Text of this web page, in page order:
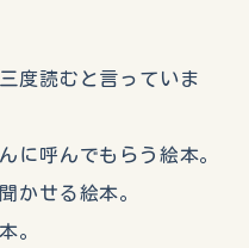
度読むと言っていま
に呼んでもらう絵本。
かせる絵本。
。